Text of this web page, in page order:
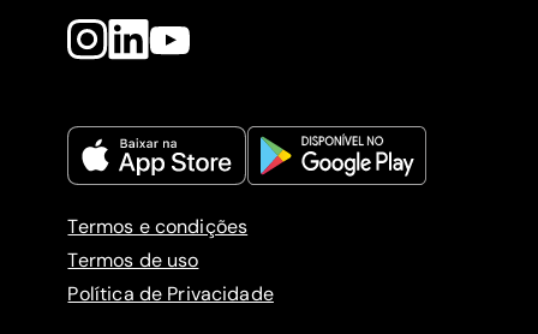
Termos e condições
Termos de uso
Política de Privacidade